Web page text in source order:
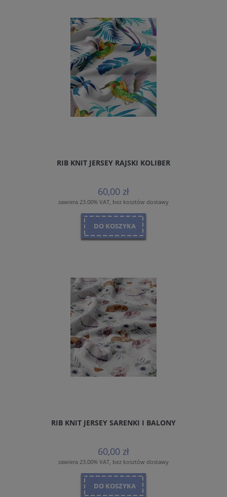
RIB KNIT JERSEY RAJSKI KOLIBER
60,00 zł
zawiera 23.00% VAT, bez kosztów dostawy
DO KOSZYKA
RIB KNIT JERSEY SARENKI I BALONY
60,00 zł
zawiera 23.00% VAT, bez kosztów dostawy
DO KOSZYKA